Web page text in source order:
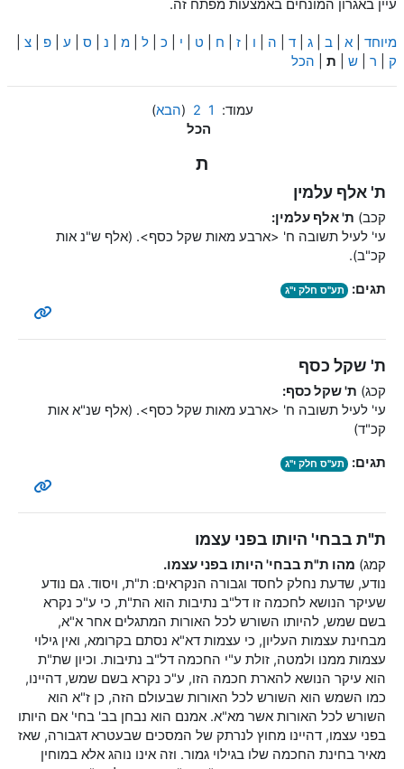
עיין באגרון המונחים באמצעות מפתח זה.
מיוחד א ב ג ד ה ו ז ח ט י כ ל מ נ ס ע פ צ
ק
ר ש ת הכל
עמוד: 1
2
(הבא)
הכל
ת
ת' אלף עלמין
קכב) ת' אלף עלמין:
עי' לעיל תשובה ח' <ארבע מאות שקל כסף>. (אלף ש"נ אות
קכ"ב).
תגים: תע"ס חלק י"ג
ת' שקל כסף
קכג) ת' שקל כסף:
עי' לעיל תשובה ח' <ארבע מאות שקל כסף>. (אלף שנ"א אות
קכ"ד)
תגים: תע"ס חלק י"ג
ת"ת בבחי' היותו בפני עצמו
קמג) מהו ת"ת בבחי' היותו בפני עצמו.
נודע, שדעת נחלק לחסד וגבורה הנקראים: ת"ת, ויסוד. גם נודע
שעיקר הנושא לחכמה זו דל"ב נתיבות הוא הת"ת, כי ע"כ נקרא
בשם שמש, להיותו השורש לכל האורות המתגלים אחר א"א,
מבחינת עצמות העליון, כי עצמות דא"א נסתם בקרומא, ואין גילוי
עצמות ממנו ולמטה, זולת ע"י החכמה דל"ב נתיבות. וכיון שת"ת
הוא עיקר הנושא להארת חכמה הזו, ע"כ נקרא בשם שמש, דהיינו,
כמו השמש הוא השורש לכל האורות שבעולם הזה, כן ז"א הוא
השורש לכל האורות אשר מא"א. אמנם הוא נבחן בב' בחי' אם היותו
בפני עצמו, דהיינו מחוץ לנרתק של המסכים שבעטרא דגבורה, שאז
מאיר בחינת החכמה שלו בגילוי גמור. וזה אינו נוהג אלא במוחין